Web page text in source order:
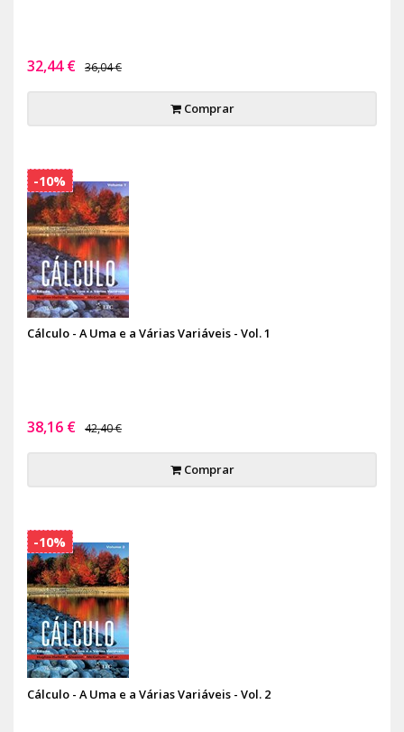
32,44 € 36,04 €
Comprar
Cálculo - A Uma e a Várias Variáveis - Vol. 1
38,16 € 42,40 €
Comprar
-10%
Cálculo - A Uma e a Várias Variáveis - Vol. 2
-10%